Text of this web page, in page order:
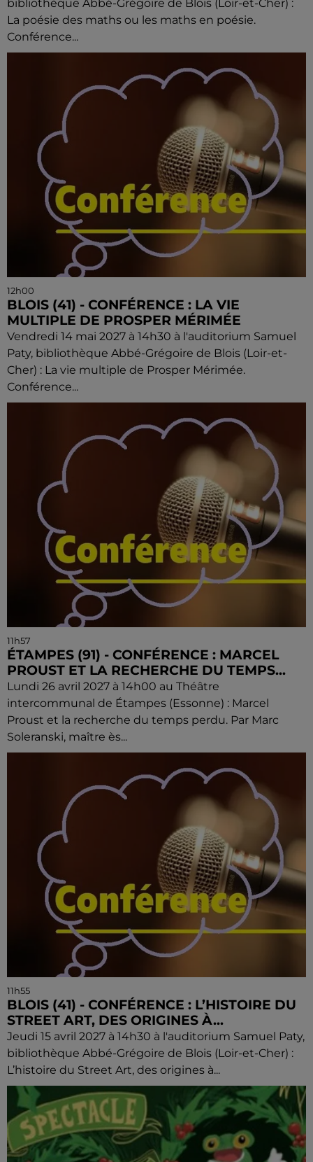
bibliothèque Abbé-Grégoire de Blois (Loir-et-Cher) :
La poésie des maths ou les maths en poésie.
Conférence...
12h00
BLOIS (41) - CONFÉRENCE : LA VIE
MULTIPLE DE PROSPER MÉRIMÉE
Vendredi 14 mai 2027 à 14h30 à l'auditorium Samuel
Paty, bibliothèque Abbé-Grégoire de Blois (Loir-et-
Cher) : La vie multiple de Prosper Mérimée.
Conférence...
11h57
ÉTAMPES (91) - CONFÉRENCE : MARCEL
PROUST ET LA RECHERCHE DU TEMPS...
Lundi 26 avril 2027 à 14h00 au Théâtre
intercommunal de Étampes (Essonne) : Marcel
Proust et la recherche du temps perdu. Par Marc
Soleranski, maître ès...
11h55
BLOIS (41) - CONFÉRENCE : L’HISTOIRE DU
STREET ART, DES ORIGINES À...
Jeudi 15 avril 2027 à 14h30 à l'auditorium Samuel Paty,
bibliothèque Abbé-Grégoire de Blois (Loir-et-Cher) :
L’histoire du Street Art, des origines à...